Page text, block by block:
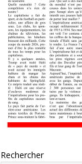
Rechercher